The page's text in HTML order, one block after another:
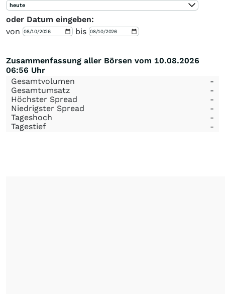
heute
oder Datum eingeben:
von
bis
Zusammenfassung aller Börsen vom 10.08.2026
06:56 Uhr
Gesamtvolumen
-
Gesamtumsatz
-
Höchster Spread
-
Niedrigster Spread
-
Tageshoch
-
Tagestief
-